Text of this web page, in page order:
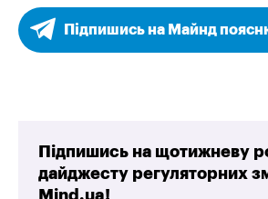
Підпишись на Майнд
Підпишись на щотижневу
дайджесту регуляторних
Mind.ua!